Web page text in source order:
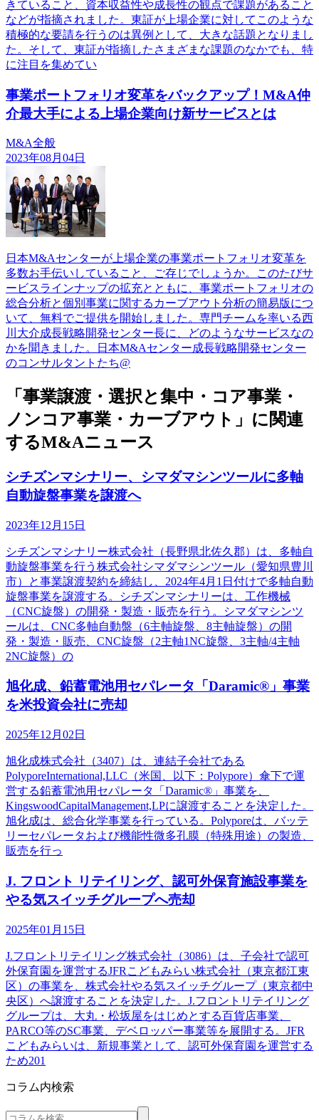
きていること、資本収益性や成長性の観点で課題があること
などが指摘されました。東証が上場企業に対してこのような
積極的な要請を行うのは異例として、大きな話題となりまし
た。そして、東証が指摘したさまざまな課題のなかでも、特
に注目を集めてい
事業ポートフォリオ変革をバックアップ！M&A仲
介最大手による上場企業向け新サービスとは
M&A全般
2023年08月04日
日本M&Aセンターが上場企業の事業ポートフォリオ変革を
多数お手伝いしていること、ご存じでしょうか。このたびサ
ービスラインナップの拡充とともに、事業ポートフォリオの
総合分析と個別事業に関するカーブアウト分析の簡易版につ
いて、無料でご提供を開始しました。専門チームを率いる西
川大介成長戦略開発センター長に、どのようなサービスなの
かを聞きました。日本M&Aセンター成長戦略開発センター
のコンサルタントたち@
「事業譲渡・選択と集中・コア事業・
ノンコア事業・カーブアウト」に関連
するM&Aニュース
シチズンマシナリー、シマダマシンツールに多軸
自動旋盤事業を譲渡へ
2023年12月15日
シチズンマシナリー株式会社（長野県北佐久郡）は、多軸自
動旋盤事業を行う株式会社シマダマシンツール（愛知県豊川
市）と事業譲渡契約を締結し、2024年4月1日付けで多軸自動
旋盤事業を譲渡する。シチズンマシナリーは、工作機械
（CNC旋盤）の開発・製造・販売を行う。シマダマシンツ
ールは、CNC多軸自動盤（6主軸旋盤、8主軸旋盤）の開
発・製造・販売、CNC旋盤（2主軸1NC旋盤、3主軸/4主軸
2NC旋盤）の
旭化成、鉛蓄電池用セパレータ「Daramic®」事業
を米投資会社に売却
2025年12月02日
旭化成株式会社（3407）は、連結子会社である
PolyporeInternational,LLC（米国、以下：Polypore）傘下で運
営する鉛蓄電池用セパレータ「Daramic®」事業を、
KingswoodCapitalManagement,LPに譲渡することを決定した。
旭化成は、総合化学事業を行っている。Polyporeは、バッテ
リーセパレータおよび機能性微多孔膜（特殊用途）の製造、
販売を行っ
J. フロント リテイリング、認可外保育施設事業を
やる気スイッチグループへ売却
2025年01月15日
J.フロントリテイリング株式会社（3086）は、子会社で認可
外保育園を運営するJFRこどもみらい株式会社（東京都江東
区）の事業を、株式会社やる気スイッチグループ（東京都中
央区）へ譲渡することを決定した。J.フロントリテイリング
グループは、大丸・松坂屋をはじめとする百貨店事業、
PARCO等のSC事業、デベロッパー事業等を展開する。JFR
こどもみらいは、新規事業として、認可外保育園を運営する
ため201
コラム内検索